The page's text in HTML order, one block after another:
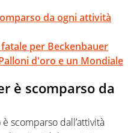
da ogni attività
per Beckenbauer
d'oro e un Mondiale
è scomparso da
scomparso dall’attività